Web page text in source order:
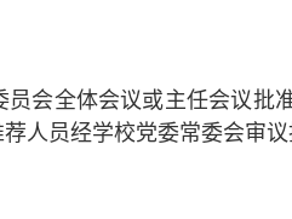
员会全体会议或主任会议批
人员经学校党委常委会审议